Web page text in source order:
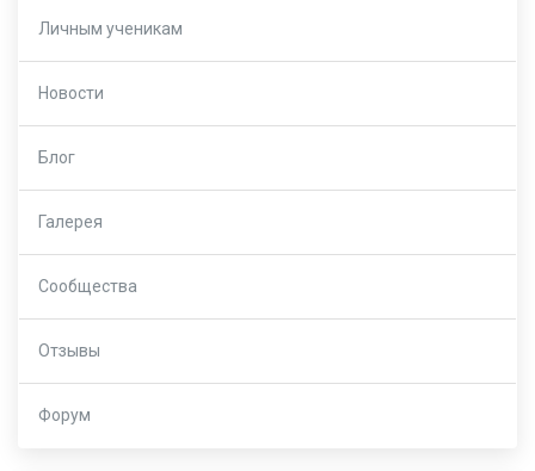
Личным ученикам
Новости
Блог
Галерея
Сообщества
Отзывы
Форум